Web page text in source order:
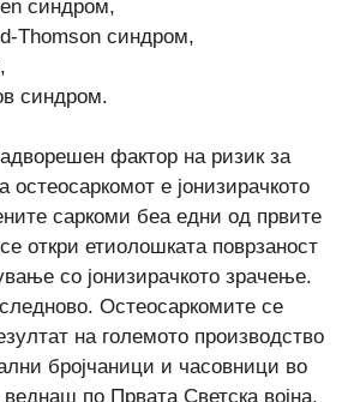
синдром,
Thomson синдром,
синдром.
фактор на ризик за
остеосаркомот е јонизирачкото
саркоми беа едни од првите
откри етиолошката поврзаност
со јонизирачкото зрачење.
Остеосаркомите се
на големото производство
бројчаници и часовници во
по Првата Светска војна.